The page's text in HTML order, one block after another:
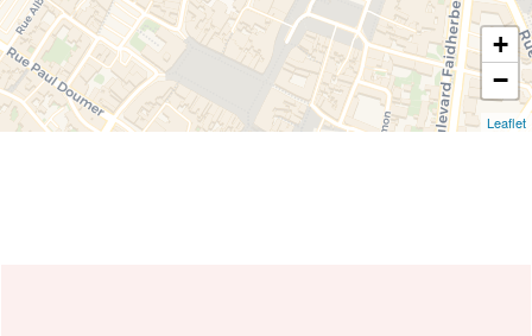
+
−
Leaflet